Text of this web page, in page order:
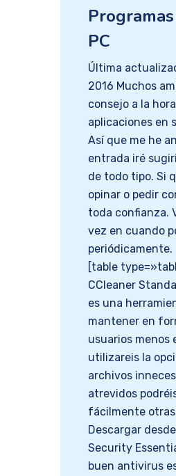
PC
Última
2016 Muchos
consejo a la
aplicaciones en
Así que me he
entrada iré
de todo tipo. Si
opinar o pedir
toda confianza.
vez en cuando
periódicamente.
[table
CCleaner
es una
mantener en
usuarios menos
utilizareis la
archivos
atrevidos
fácilmente
Descargar
Security
buen antivirus